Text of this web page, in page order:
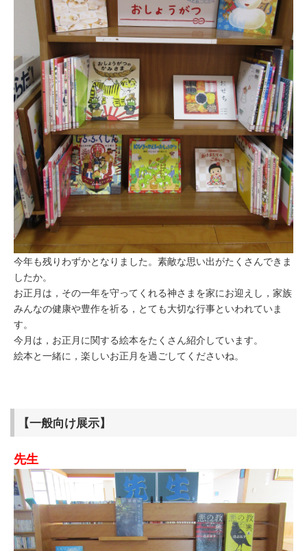
今年も残りわずかとなりました。素敵な思い出がたくさんできま
したか。
お正月は，その一年を守ってくれる神さまを家にお迎えし，家族
みんなの健康や豊作を祈る，とても大切な行事といわれていま
す。
今月は，お正月に関する絵本をたくさん紹介しています。
絵本と一緒に，楽しいお正月を過ごしてくださいね。
【一般向け展示】
先生